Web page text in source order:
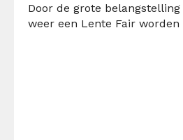
Door de grote
weer een Lente Fair worden